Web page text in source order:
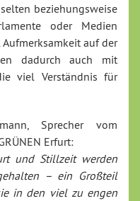
beziehungsweise
oder Medien
auf der
dadurch auch mit
viel Verständnis für
Sprecher vom
Erfurt:
und Stillzeit werden
– ein Großteil
in den viel zu engen